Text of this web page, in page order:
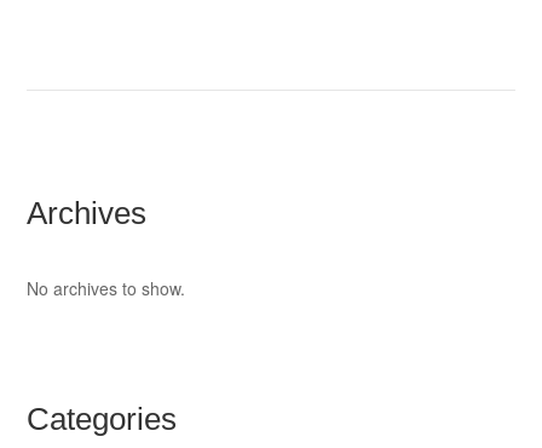
Archives
No archives to show.
Categories